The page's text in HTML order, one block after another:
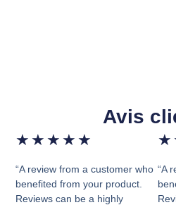
Avis
★ ★ ★ ★ ★
“A review from a customer who
benefited from your product.
Reviews can be a highly
★
“A